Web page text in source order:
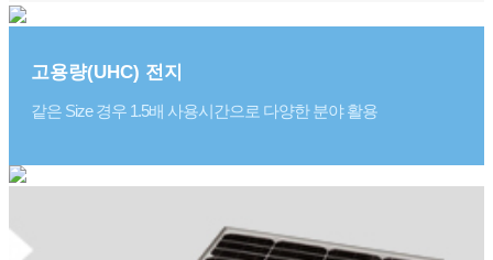
고용량(UHC) 전지
같은 Size 경우 1.5배 사용시간으로 다양한 분야 활용